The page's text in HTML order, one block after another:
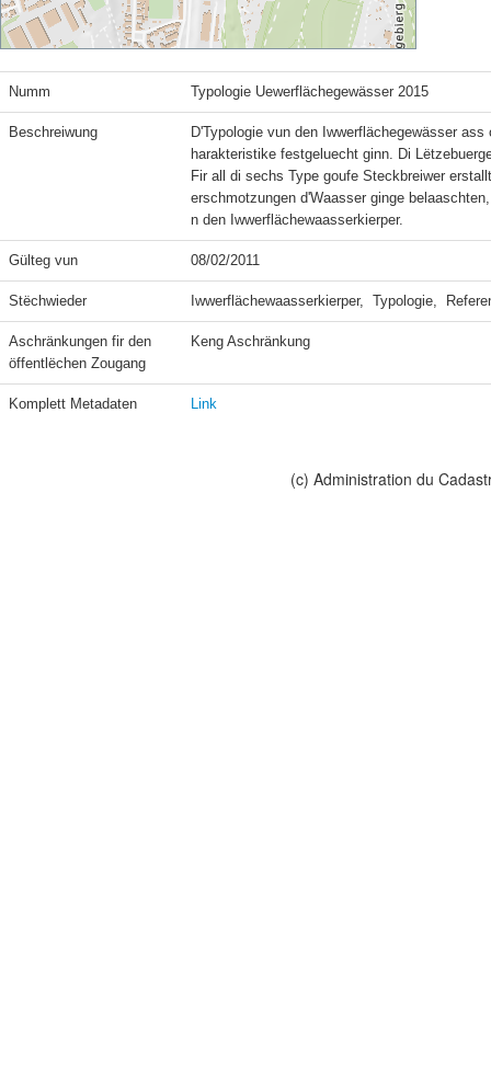
Numm Typologie Uewerflächegewässer 2015
Beschreiwung
D'Typologie vun den Iwwerflächegewässer
harakteristike festgeluecht ginn. Di
Fir all di sechs Type goufe Steckbreiwer
erschmotzungen d'Waasser ginge
n den Iwwerflächewaasserkierper.
Gülteg vun 08/02/2011
Stëchwieder Iwwerflächewaasserkierper,  Typologie,
Aschränkungen fir den
öffentlëchen Zougang
Keng Aschränkung
Komplett Metadaten Link
(c) Administration du